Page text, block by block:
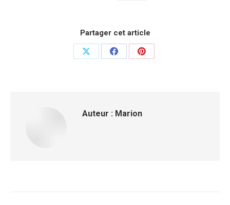
Partager cet article
Auteur : Marion